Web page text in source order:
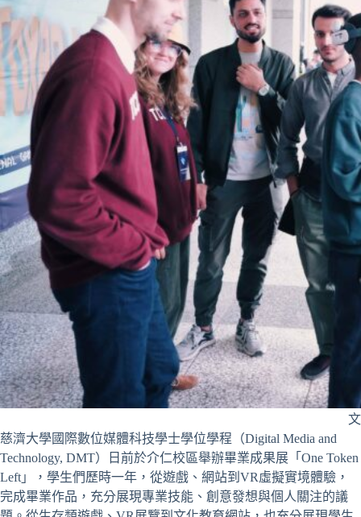
慈濟大學國際數位媒體科技學士學位學程（Digital Media and
Technology, DMT）日前於介仁校區舉辦畢業成果展「One Token
Left」，學生們歷時一年，從遊戲、網站到VR虛擬實境體驗，
完成畢業作品，充分展現專業技能、創意發想與個人關注的議